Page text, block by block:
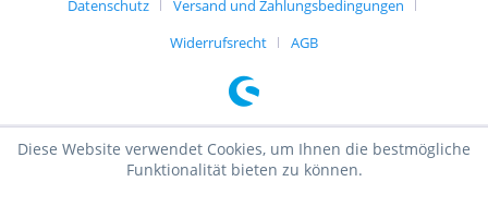
Datenschutz
Versand und Zahlungsbedingungen
Widerrufsrecht
AGB
Diese Website verwendet Cookies, um Ihnen die bestmögliche
Funktionalität bieten zu können.